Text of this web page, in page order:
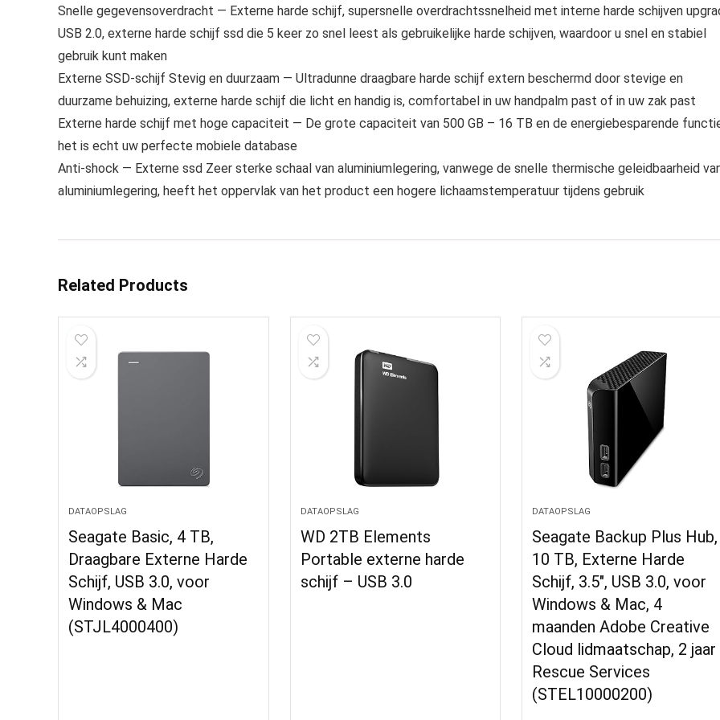
Snelle gegevensoverdracht — Externe harde schijf, supersnelle overdrachtssnelheid met interne harde schijven
USB 2.0, externe harde schijf ssd die 5 keer zo snel leest als gebruikelijke harde schijven, waardoor u snel en stabiel
gebruik kunt maken
Externe SSD-schijf Stevig en duurzaam — Ultradunne draagbare harde schijf extern beschermd door stevige en
duurzame behuizing, externe harde schijf die licht en handig is, comfortabel in uw handpalm past of in uw zak past
Externe harde schijf met hoge capaciteit — De grote capaciteit van 500 GB – 16 TB en de energiebesparende
het is echt uw perfecte mobiele database
Anti-shock — Externe ssd Zeer sterke schaal van aluminiumlegering, vanwege de snelle thermische geleidbaarheid
aluminiumlegering, heeft het oppervlak van het product een hogere lichaamstemperatuur tijdens gebruik
Related Products
DATAOPSLAG
Seagate Basic, 4 TB,
Draagbare Externe Harde
Schijf, USB 3.0, voor
Windows & Mac
(STJL4000400)
DATAOPSLAG
WD 2TB Elements
Portable externe harde
schijf – USB 3.0
DATAOPSLAG
Seagate Backup Plus Hub,
10 TB, Externe Harde
Schijf, 3.5″, USB 3.0, voor
Windows & Mac, 4
maanden Adobe Creative
Cloud lidmaatschap, 2 jaar
Rescue Services
(STEL10000200)